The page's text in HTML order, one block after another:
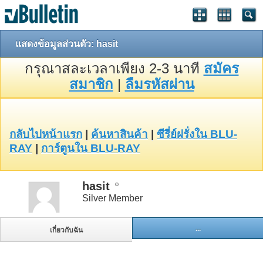
แสดงข้อมูลส่วนตัว: hasit
กรุณาสละเวลาเพียง 2-3 นาที สมัคร
สมาชิก | ลืมรหัสผ่าน
กลับไปหน้าแรก ค้นหาสินค้า
ซีรี่ย์ฝรั่งใน BLU-
RAY
การ์ตูนใน BLU-RAY
hasit
Silver Member
เกี่ยวกับฉัน ...